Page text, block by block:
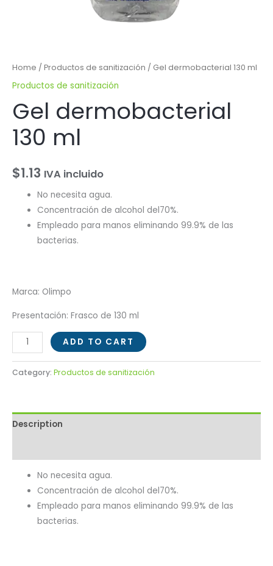
Home / Productos de sanitización / Gel dermobacterial 130 ml
Productos de sanitización
Gel dermobacterial
130 ml
$1.13 IVA incluido
No necesita agua.
Concentración de alcohol del70%.
Empleado para manos eliminando 99.9% de las
bacterias.
Marca: Olimpo
Presentación: Frasco de 130 ml
ADD TO CART
Category: Productos de sanitización
Description
No necesita agua.
Concentración de alcohol del70%.
Empleado para manos eliminando 99.9% de las
bacterias.